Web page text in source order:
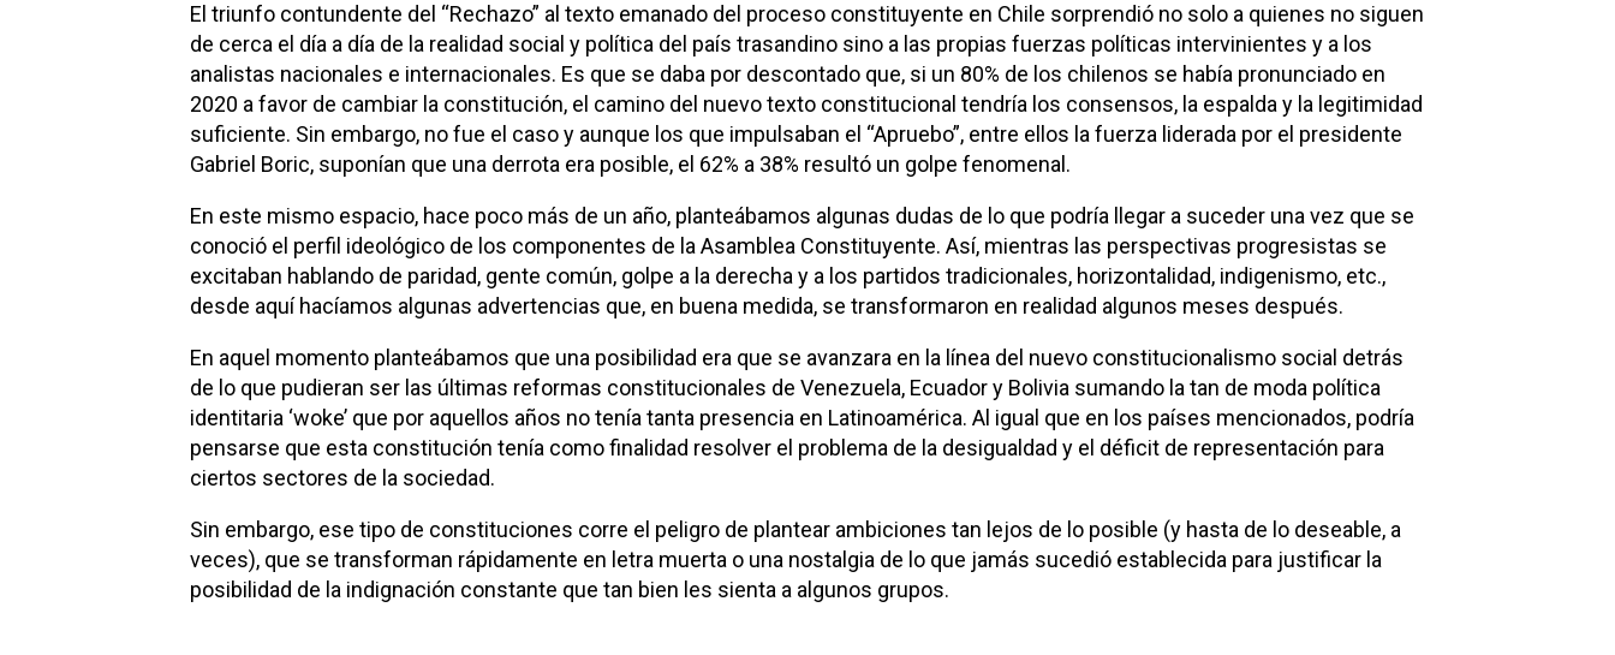
El triunfo contundente del “Rechazo” al texto emanado del proceso constituyente en Chile sorprendió no solo a quienes no siguen
de cerca el día a día de la realidad social y política del país trasandino sino a las propias fuerzas políticas intervinientes y a los
analistas nacionales e internacionales. Es que se daba por descontado que, si un 80% de los chilenos se había pronunciado en
2020 a favor de cambiar la constitución, el camino del nuevo texto constitucional tendría los consensos, la espalda y la legitimidad
suficiente. Sin embargo, no fue el caso y aunque los que impulsaban el “Apruebo”, entre ellos la fuerza liderada por el presidente
Gabriel Boric, suponían que una derrota era posible, el 62% a 38% resultó un golpe fenomenal.
En este mismo espacio, hace poco más de un año, planteábamos algunas dudas de lo que podría llegar a suceder una vez que se
conoció el perfil ideológico de los componentes de la Asamblea Constituyente. Así, mientras las perspectivas progresistas se
excitaban hablando de paridad, gente común, golpe a la derecha y a los partidos tradicionales, horizontalidad, indigenismo, etc.,
desde aquí hacíamos algunas advertencias que, en buena medida, se transformaron en realidad algunos meses después.
En aquel momento planteábamos que una posibilidad era que se avanzara en la línea del nuevo constitucionalismo social detrás
de lo que pudieran ser las últimas reformas constitucionales de Venezuela, Ecuador y Bolivia sumando la tan de moda política
identitaria ‘woke’ que por aquellos años no tenía tanta presencia en Latinoamérica. Al igual que en los países mencionados, podría
pensarse que esta constitución tenía como finalidad resolver el problema de la desigualdad y el déficit de representación para
ciertos sectores de la sociedad.
Sin embargo, ese tipo de constituciones corre el peligro de plantear ambiciones tan lejos de lo posible (y hasta de lo deseable, a
veces), que se transforman rápidamente en letra muerta o una nostalgia de lo que jamás sucedió establecida para justificar la
posibilidad de la indignación constante que tan bien les sienta a algunos grupos.